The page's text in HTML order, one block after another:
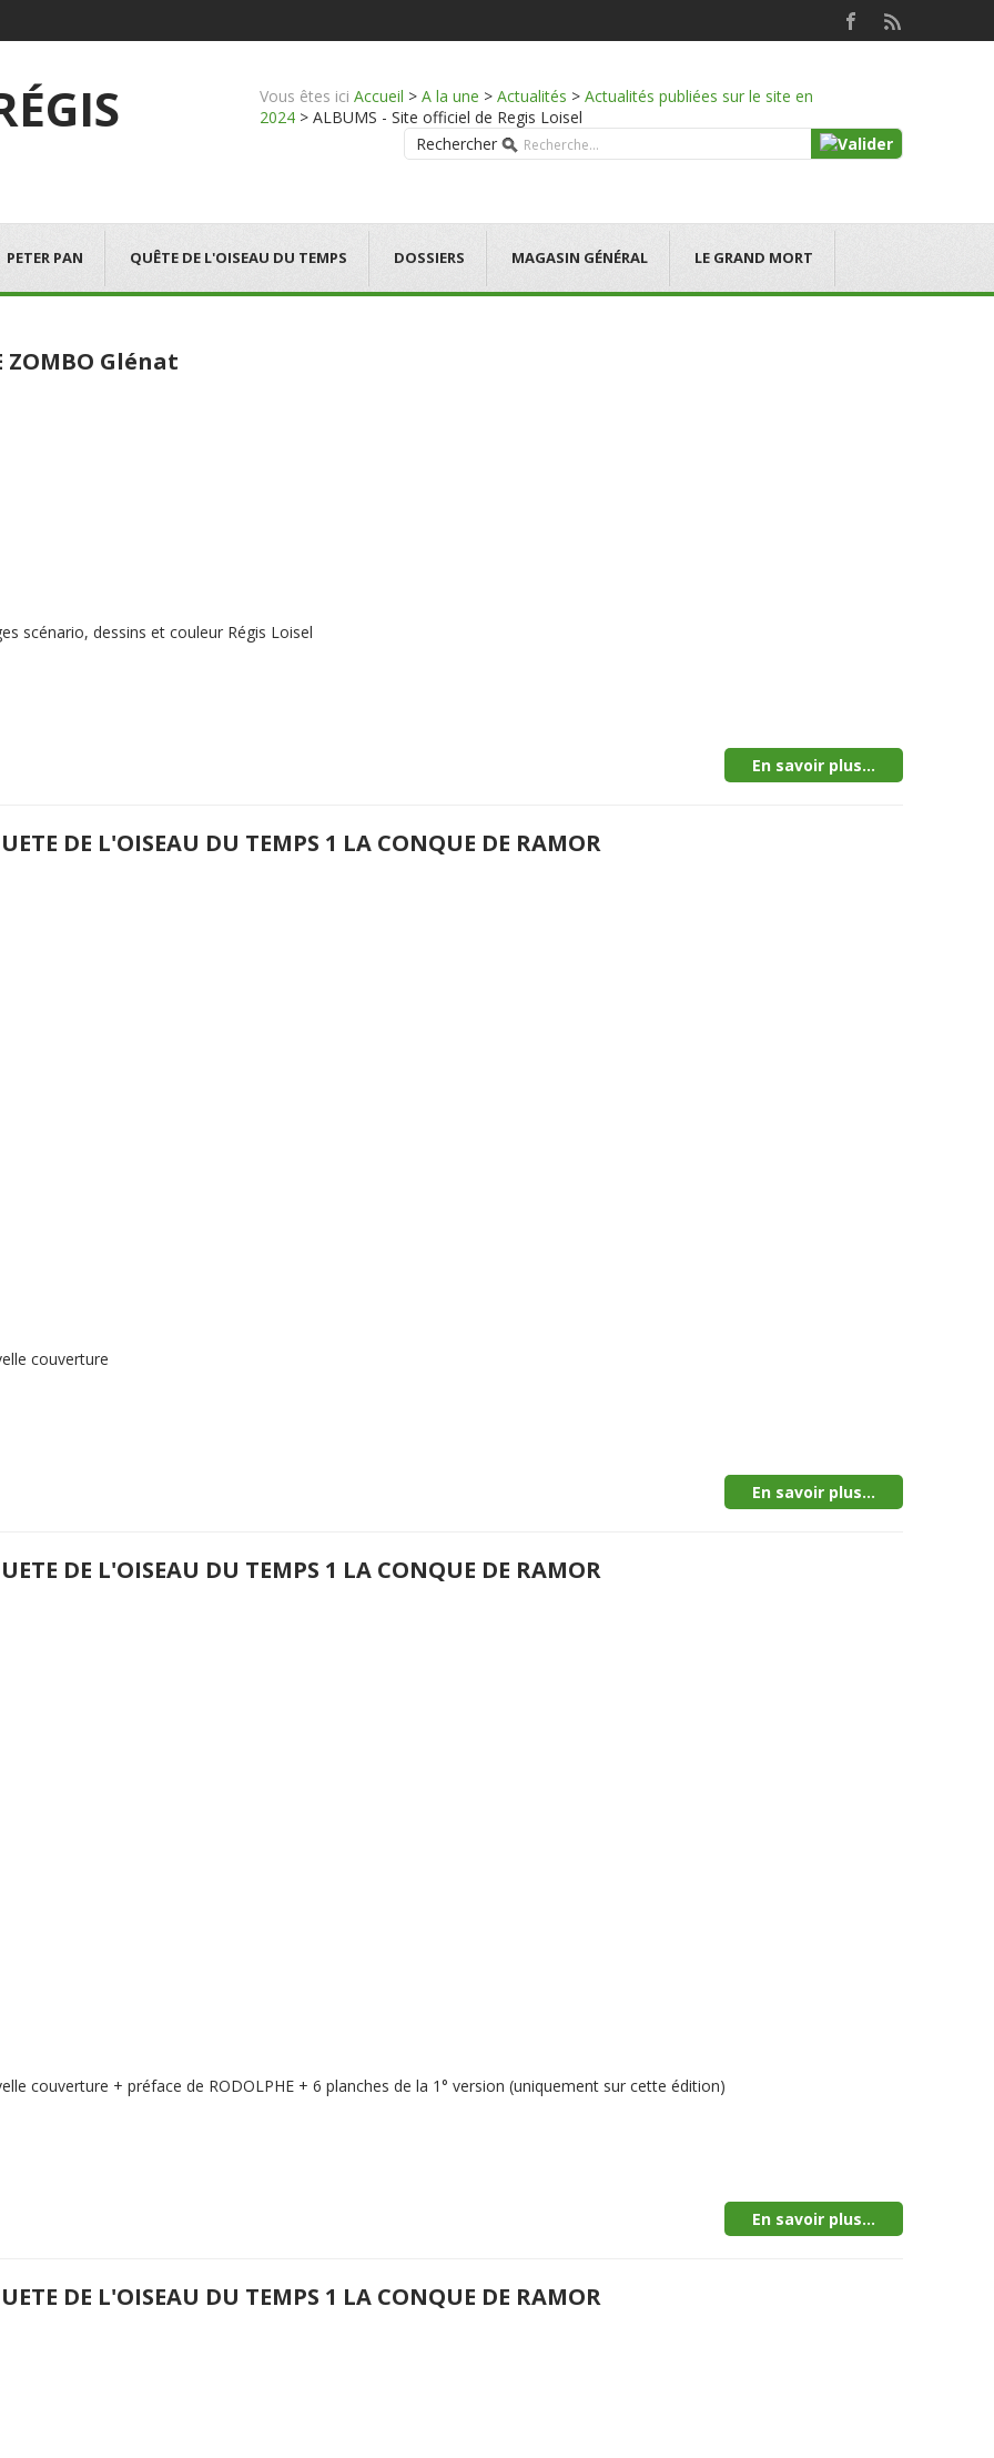
Vous êtes ici Accueil > A la une > Actualités > Actualités publiées sur le site en
2024 > ALBUMS - Site officiel de Regis Loisel
Rechercher
PETER PAN QUÊTE DE L'OISEAU DU TEMPS DOSSIERS MAGASIN GÉNÉRAL LE GRAND MORT
ZOMBO Glénat
scénario, dessins et couleur Régis Loisel
En savoir plus...
DE L'OISEAU DU TEMPS 1 LA CONQUE DE RAMOR
couverture
En savoir plus...
DE L'OISEAU DU TEMPS 1 LA CONQUE DE RAMOR
couverture + préface de RODOLPHE + 6 planches de la 1° version (uniquement sur cette édition)
En savoir plus...
DE L'OISEAU DU TEMPS 1 LA CONQUE DE RAMOR